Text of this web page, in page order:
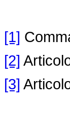
[1]
[2]
[3]